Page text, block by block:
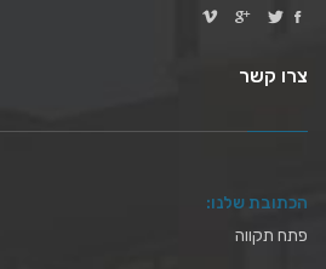
צרו קשר
הכתובת שלנו:
פתח תקווה